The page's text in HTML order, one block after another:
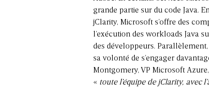
grande partie sur du code Java.
jClarity, Microsoft s’offre des
l’exécution des workloads Java
des développeurs.
sa volonté de s’engager
Montgomery, VP Microsoft
« toute l’équipe de jClarity, avec